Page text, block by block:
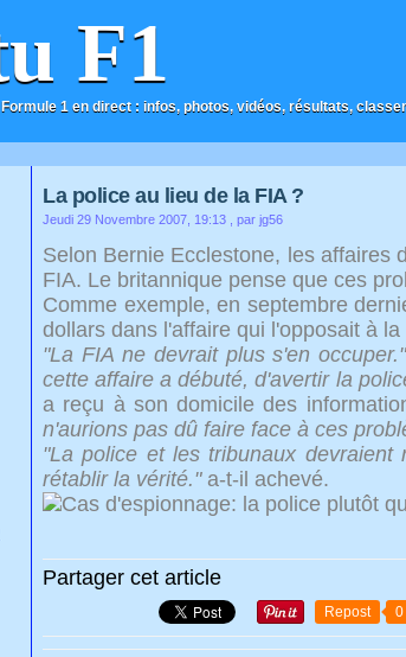
F1
1 en direct : infos, photos, vidéos, résultats,
La police au lieu de la FIA ?
Jeudi 29 Novembre 2007, 19:13 , par jg56
Selon Bernie Ecclestone, les affaires
FIA. Le britannique pense que ces
Comme exemple, en septembre
dollars dans l'affaire qui l'opposait à
"La FIA ne devrait plus s'en occuper."
cette affaire a débuté, d'avertir la
a reçu à son domicile des
n'aurions pas dû faire face à ces
"La police et les tribunaux
rétablir la vérité."a-t-il achevé.
Partager cet article
Repost 0